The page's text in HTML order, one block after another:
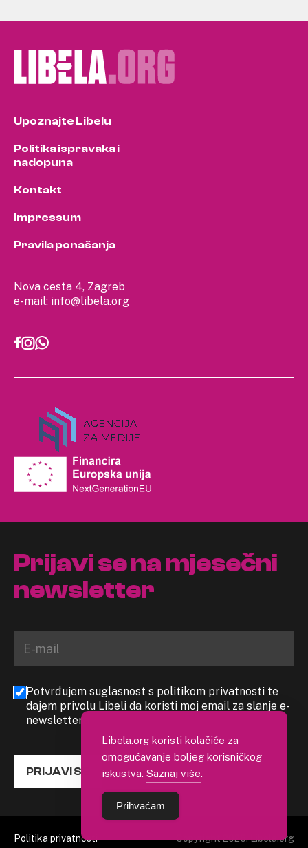
Nova cesta 4, Zagreb
e-mail: info@libela.org
Upoznajte Libelu
Politika ispravaka i
nadopuna
Kontakt
Impressum
Pravila ponašanja
Prijavi se na mjesečni
newsletter
Potvrđujem suglasnost s politikom privatnosti te
dajem privolu Libeli da koristi moj email za slanje e-
newslettera
PRIJAVI SE
Politika privatnosti Copyright 2026. Libela.org
Libela.org koristi kolačiće za
omogućavanje boljeg korisničkog
iskustva. Saznaj više.
Prihvaćam